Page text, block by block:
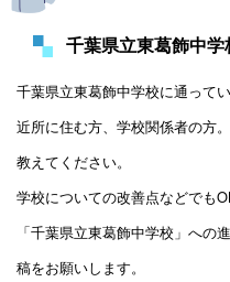
千葉県立東葛飾中
千葉県立東葛飾中学校に通って
近所に住む方、学校関係者の方
教えてください。
学校についての改善点などでも
「千葉県立東葛飾中学校」への
稿をお願いします。